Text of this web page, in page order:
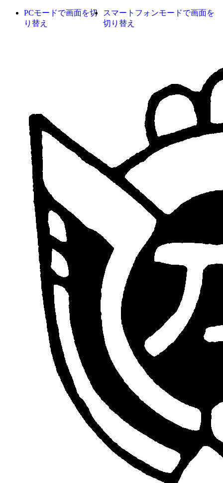
PCモードで画面を切
り替え
スマートフォンモードで画面を
切り替え